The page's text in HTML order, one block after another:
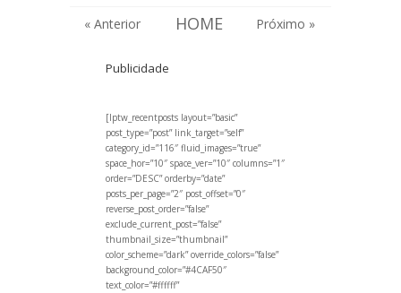
« Anterior
HOME Próximo »
Publicidade
[lptw_recentposts layout=”basic”
post_type=”post” link_target=”self”
category_id=”116″ fluid_images=”true”
space_hor=”10″ space_ver=”10″ columns=”1″
order=”DESC” orderby=”date”
posts_per_page=”2″ post_offset=”0″
reverse_post_order=”false”
exclude_current_post=”false”
thumbnail_size=”thumbnail”
color_scheme=”dark” override_colors=”false”
background_color=”#4CAF50″
text_color=”#ffffff”